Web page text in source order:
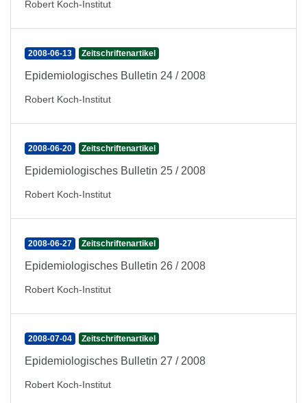
Robert Koch-Institut
2008-06-13 Zeitschriftenartikel
Epidemiologisches Bulletin 24 / 2008
Robert Koch-Institut
2008-06-20 Zeitschriftenartikel
Epidemiologisches Bulletin 25 / 2008
Robert Koch-Institut
2008-06-27 Zeitschriftenartikel
Epidemiologisches Bulletin 26 / 2008
Robert Koch-Institut
2008-07-04 Zeitschriftenartikel
Epidemiologisches Bulletin 27 / 2008
Robert Koch-Institut